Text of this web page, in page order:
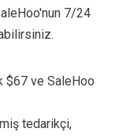
7/24
$67 ve SaleHoo
tedarikçi,